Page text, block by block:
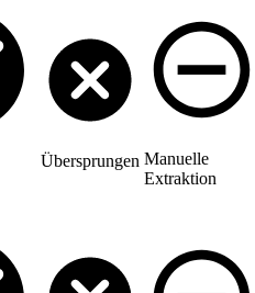
Übersprungen Manuelle
Extraktion